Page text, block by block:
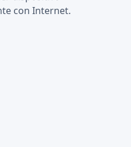
con Internet.